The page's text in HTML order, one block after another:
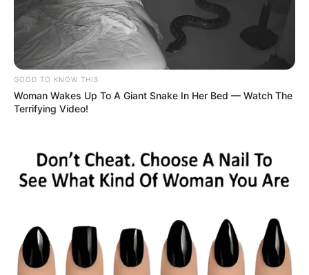
GOOD TO KNOW THIS
Woman Wakes Up To A Giant Snake In Her Bed — Watch The
Terrifying Video!